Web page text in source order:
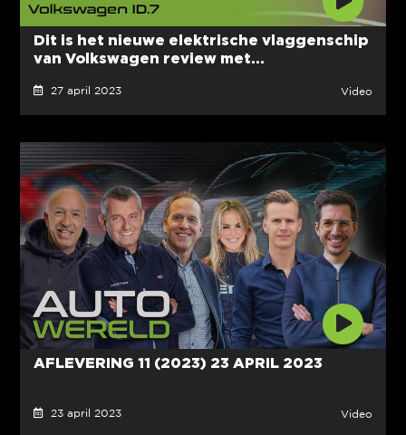
Dit is het nieuwe elektrische vlaggenschip
van Volkswagen review met...
27 april 2023 Video
AFLEVERING 11 (2023) 23 APRIL 2023
23 april 2023 Video